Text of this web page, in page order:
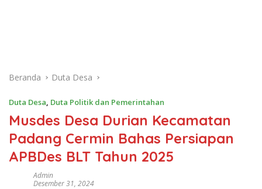
Beranda Duta Desa
Duta Desa, Duta Politik dan Pemerintahan
Musdes Desa Durian Kecamatan
Padang Cermin Bahas Persiapan
APBDes BLT Tahun 2025
Admin
Desember 31, 2024